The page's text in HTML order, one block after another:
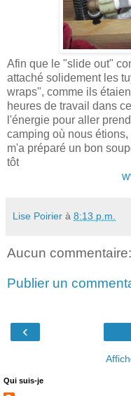
Afin que le "slide out"
attaché solidement les
wraps", comme ils
heures de travail dans
l'énergie pour aller
camping où nous
m'a préparé un bon
tôt
Lise Poirier à 8:13 p.m.
Aucun commentaire:
Publier un
‹
Qui suis-je